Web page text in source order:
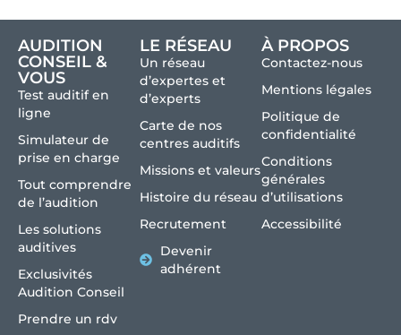
AUDITION
CONSEIL &
VOUS
Test auditif en
ligne
Simulateur de
prise en charge
Tout comprendre
de l’audition
Les solutions
auditives
Exclusivités
Audition Conseil
Prendre un rdv
LE RÉSEAU
Un réseau
d’expertes et
d’experts
Carte de nos
centres auditifs
Missions et valeurs
Histoire du réseau
Recrutement
Devenir
adhérent
À PROPOS
Contactez-nous
Mentions légales
Politique de
confidentialité
Conditions
générales
d’utilisations
Accessibilité